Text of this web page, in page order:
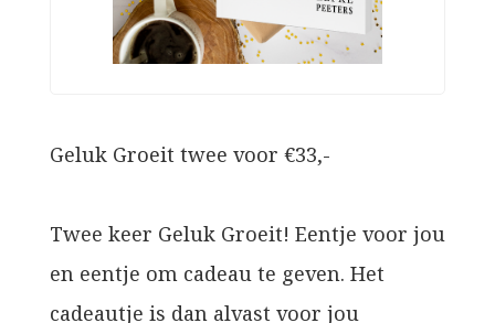
Geluk Groeit twee voor €33,-
Twee keer Geluk Groeit! Eentje voor jou
en eentje om cadeau te geven. Het
cadeautje is dan alvast voor jou